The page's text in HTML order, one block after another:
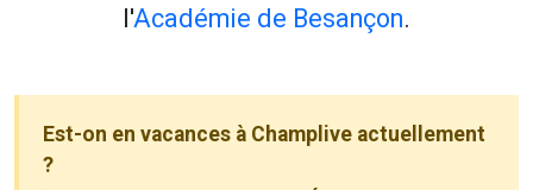
l'Académie de Besançon.
Est-on en vacances à Champlive actuellement
?